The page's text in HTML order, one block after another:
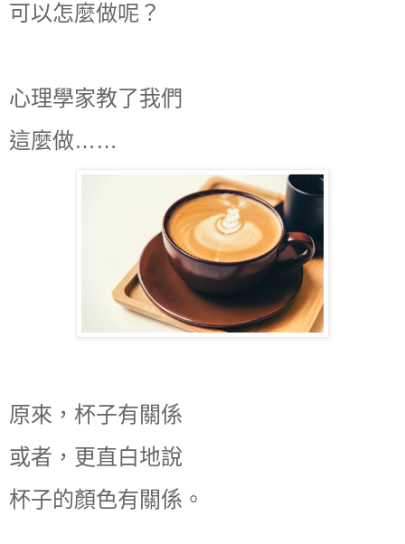
可以怎麼做呢？
心理學家教了我們
這麼做……
原來，杯子有關係
或者，更直白地說
杯子的顏色有關係。